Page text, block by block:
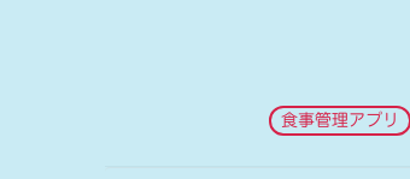
食事管理アプリ